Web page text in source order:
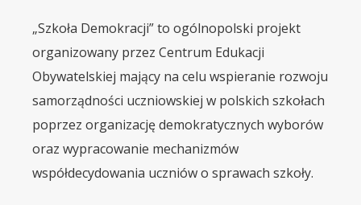
„Szkoła Demokracji” to ogólnopolski projekt
organizowany przez Centrum Edukacji
Obywatelskiej mający na celu wspieranie rozwoju
samorządności uczniowskiej w polskich szkołach
poprzez organizację demokratycznych wyborów
oraz wypracowanie mechanizmów
współdecydowania uczniów o sprawach szkoły.